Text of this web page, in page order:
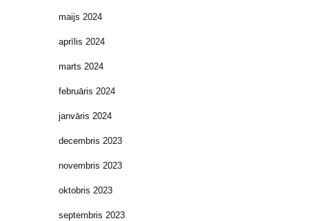
maijs 2024
aprīlis 2024
marts 2024
februāris 2024
janvāris 2024
decembris 2023
novembris 2023
oktobris 2023
septembris 2023